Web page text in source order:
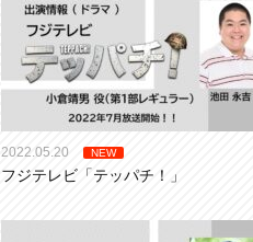
2022.05.20 NEW
フジテレビ「テッパチ！」